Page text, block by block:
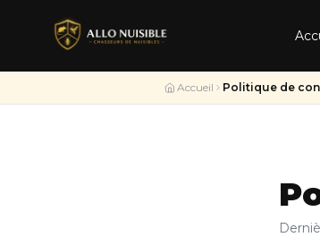
Accueil Politique de